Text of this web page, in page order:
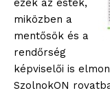
ezek az esték,
miközben a
mentősök és a
rendőrség
képviselői is
SzolnokON